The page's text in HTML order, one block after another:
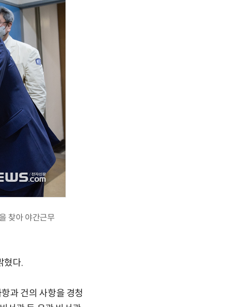
찾아 야간근무
혔다.
과 건의 사항을 경청